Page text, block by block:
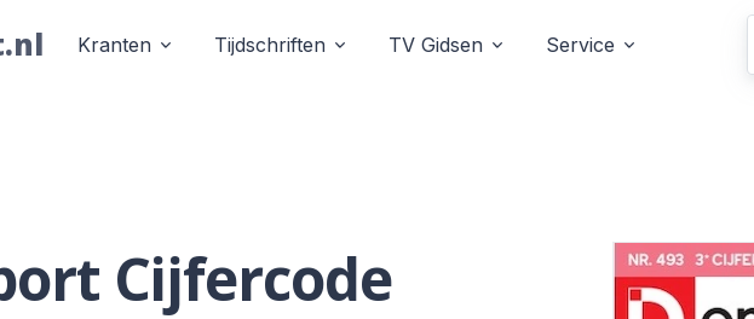
Kranten Tijdschriften TV Gidsen Service
Cijfercode